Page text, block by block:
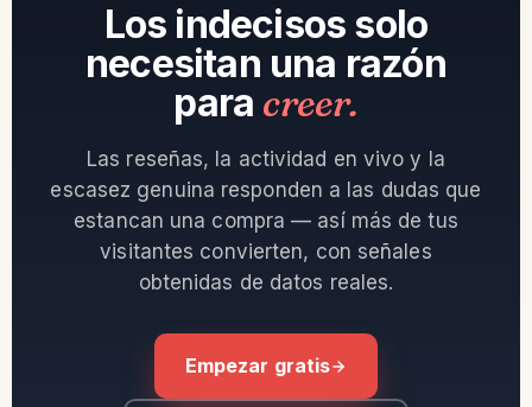
Los indecisos solo
necesitan una razón
para creer.
Las reseñas, la actividad en vivo y la
escasez genuina responden a las dudas que
estancan una compra — así más de tus
visitantes convierten, con señales
obtenidas de datos reales.
Empezar gratis